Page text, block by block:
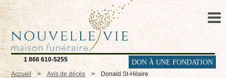
1 866 610-5255 DON À UNE FONDATION
Accueil > Avis de décès > Donald St-Hilaire